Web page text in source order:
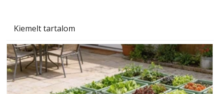
Kiemelt tartalom